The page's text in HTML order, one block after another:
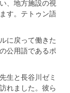
、地方施設の視
す。テトゥン語
に戻って働きた
公用語であるポ
生と長谷川ゼミ
れました。彼ら